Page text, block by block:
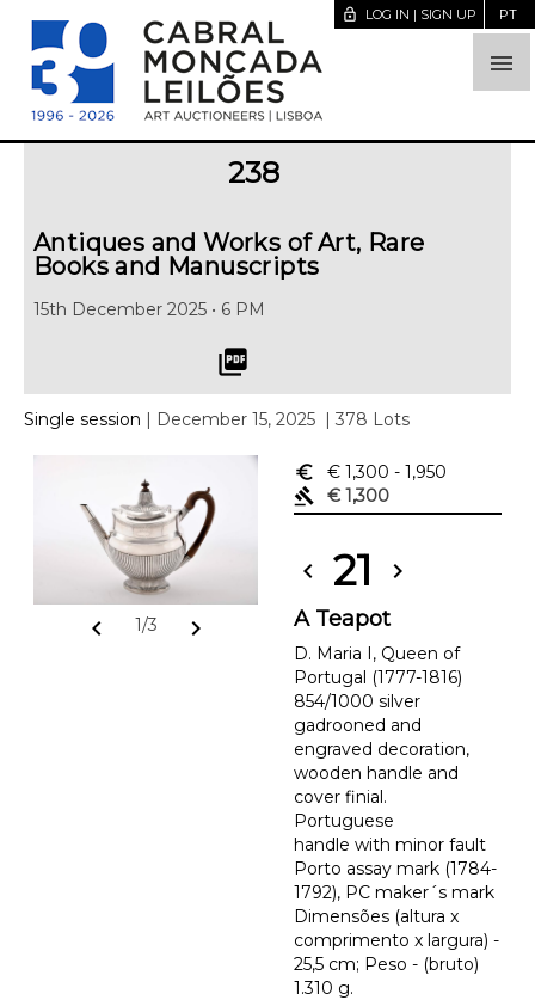

lock_open LOG IN | SIGN UP PT
238
Antiques and Works of Art, Rare
Books and Manuscripts
15th December 2025 • 6 PM
picture_as_pdf
Single session | December 15, 2025 | 378 Lots
chevron_left 1/3 chevron_right
euro_symbol € 1,300 - 1,950
gavel
€ 1,300
chevron_left 21 chevron_right
A Teapot
D. Maria I, Queen of
Portugal (1777-1816)
854/1000 silver
gadrooned and
engraved decoration,
wooden handle and
cover finial.
Portuguese
handle with minor fault
Porto assay mark (1784-
1792), PC maker´s mark
Dimensões (altura x
comprimento x largura) -
25,5 cm; Peso - (bruto)
1.310 g.